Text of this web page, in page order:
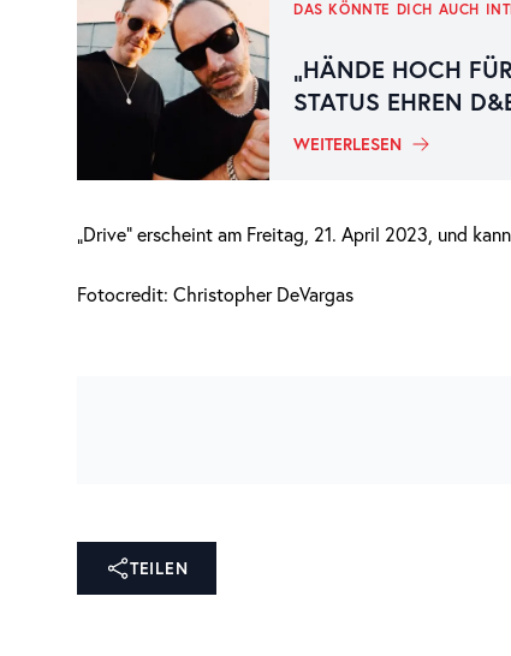
DAS KÖNNTE DICH AUCH
„HÄNDE HOCH
STATUS EHREN
WEITERLESEN
„Drive“ erscheint am Freitag, 21. April 2023, und kann
Fotocredit: Christopher DeVargas
TEILEN